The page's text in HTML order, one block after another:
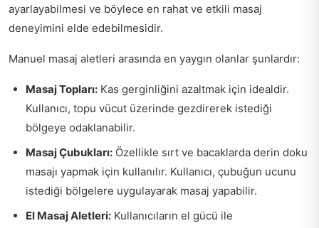
ayarlayabilmesi ve böylece en rahat ve etkili masaj
deneyimini elde edebilmesidir.
Manuel masaj aletleri arasında en yaygın olanlar şunlardır:
Masaj Topları: Kas gerginliğini azaltmak için idealdir.
Kullanıcı, topu vücut üzerinde gezdirerek istediği
bölgeye odaklanabilir.
Masaj Çubukları: Özellikle sırt ve bacaklarda derin doku
masajı yapmak için kullanılır. Kullanıcı, çubuğun ucunu
istediği bölgelere uygulayarak masaj yapabilir.
El Masaj Aletleri: Kullanıcıların el gücü ile